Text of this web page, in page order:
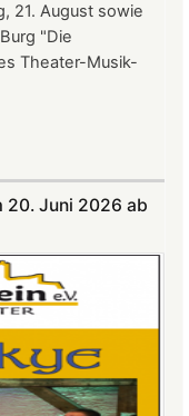
21. August sowie
"Die
Theater-Musik-
20. Juni 2026 ab